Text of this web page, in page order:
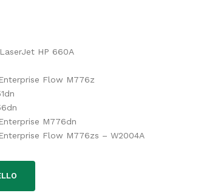
HP 660A
Flow M776z
M776dn
Flow M776zs – W2004A